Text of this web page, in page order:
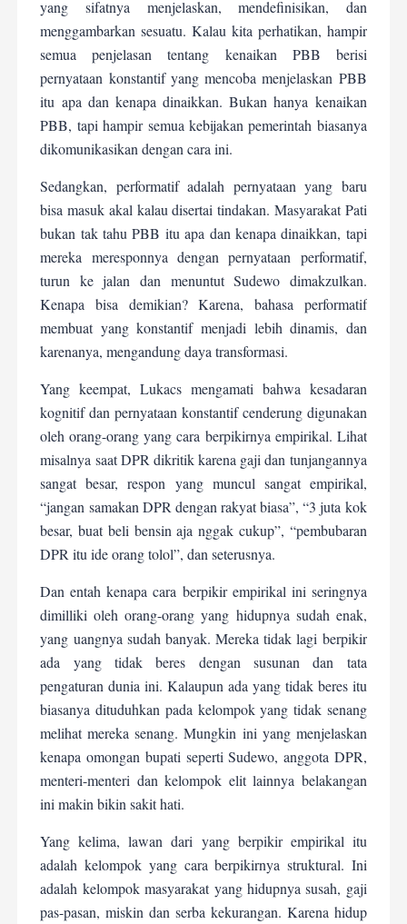
yang sifatnya menjelaskan, mendefinisikan, dan
menggambarkan sesuatu. Kalau kita perhatikan, hampir
semua penjelasan tentang kenaikan PBB berisi
pernyataan konstantif yang mencoba menjelaskan PBB
itu apa dan kenapa dinaikkan. Bukan hanya kenaikan
PBB, tapi hampir semua kebijakan pemerintah biasanya
dikomunikasikan dengan cara ini.
Sedangkan, performatif adalah pernyataan yang baru
bisa masuk akal kalau disertai tindakan. Masyarakat Pati
bukan tak tahu PBB itu apa dan kenapa dinaikkan, tapi
mereka meresponnya dengan pernyataan performatif,
turun ke jalan dan menuntut Sudewo dimakzulkan.
Kenapa bisa demikian? Karena, bahasa performatif
membuat yang konstantif menjadi lebih dinamis, dan
karenanya, mengandung daya transformasi.
Yang keempat, Lukacs mengamati bahwa kesadaran
kognitif dan pernyataan konstantif cenderung digunakan
oleh orang-orang yang cara berpikirnya empirikal. Lihat
misalnya saat DPR dikritik karena gaji dan tunjangannya
sangat besar, respon yang muncul sangat empirikal,
“jangan samakan DPR dengan rakyat biasa”, “3 juta kok
besar, buat beli bensin aja nggak cukup”, “pembubaran
DPR itu ide orang tolol”, dan seterusnya.
Dan entah kenapa cara berpikir empirikal ini seringnya
dimilliki oleh orang-orang yang hidupnya sudah enak,
yang uangnya sudah banyak. Mereka tidak lagi berpikir
ada yang tidak beres dengan susunan dan tata
pengaturan dunia ini. Kalaupun ada yang tidak beres itu
biasanya dituduhkan pada kelompok yang tidak senang
melihat mereka senang. Mungkin ini yang menjelaskan
kenapa omongan bupati seperti Sudewo, anggota DPR,
menteri-menteri dan kelompok elit lainnya belakangan
ini makin bikin sakit hati.
Yang kelima, lawan dari yang berpikir empirikal itu
adalah kelompok yang cara berpikirnya struktural. Ini
adalah kelompok masyarakat yang hidupnya susah, gaji
pas-pasan, miskin dan serba kekurangan. Karena hidup